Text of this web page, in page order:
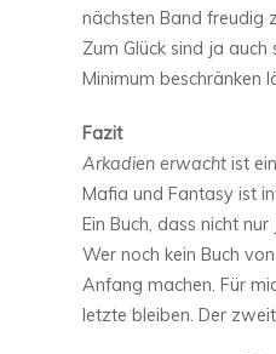
nächsten Band freudig
Zum Glück sind ja
Minimum beschränken
Fazit
Arkadien erwacht ist
Mafia und Fantasy ist
Ein Buch, dass nicht
Wer noch kein Buch
Anfang machen. Für
letzte bleiben. Der